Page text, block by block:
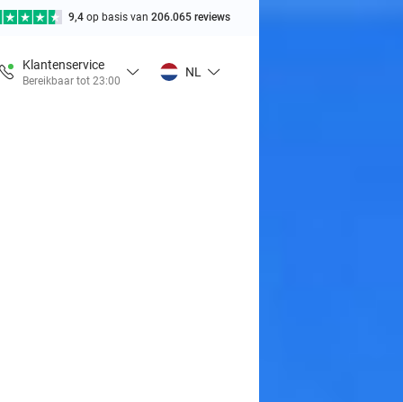
9,4 op basis van 206.065 reviews
Klantenservice
Bereikbaar tot 23:00
NL